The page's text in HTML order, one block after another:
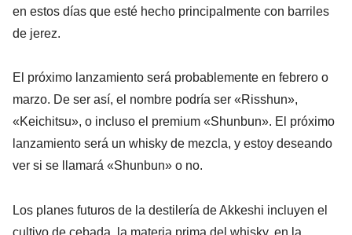
en estos días que esté hecho principalmente con barriles
de jerez.
El próximo lanzamiento será probablemente en febrero o
marzo. De ser así, el nombre podría ser «Risshun»,
«Keichitsu», o incluso el premium «Shunbun». El próximo
lanzamiento será un whisky de mezcla, y estoy deseando
ver si se llamará «Shunbun» o no.
Los planes futuros de la destilería de Akkeshi incluyen el